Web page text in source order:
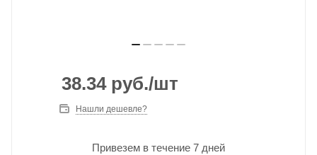
38.34руб./шт
Нашли дешевле?
Привезем в течение 7 дней